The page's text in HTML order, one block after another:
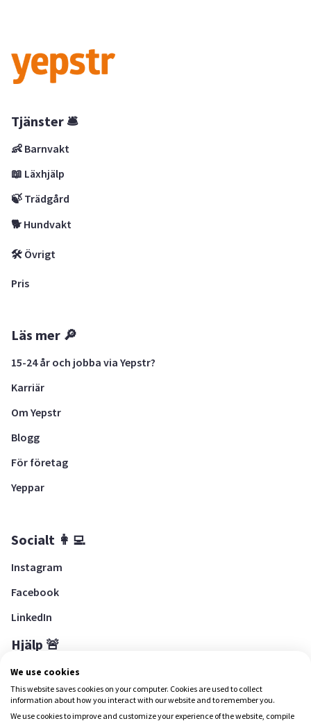
Tjänster 🛎
👶 Barnvakt
📖 Läxhjälp
🍃 Trädgård
🐕 Hundvakt
🛠 Övrigt
Pris
Läs mer 🔎
15-24 år och jobba via Yepstr?
Karriär
Om Yepstr
Blogg
För företag
Yeppar
Socialt 👩‍💻
Instagram
Facebook
LinkedIn
Hjälp 🚨
Hjälpcenter
We use cookies
This website saves cookies on your computer. Cookies are used to collect
information about how you interact with our website and to remember you.
We use cookies to improve and customize your experience of the website, compile